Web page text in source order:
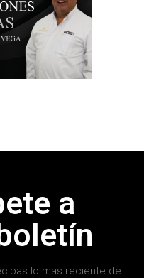
a
lo mas reciente de